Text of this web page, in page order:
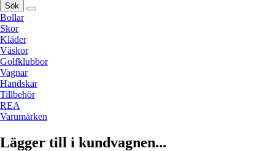
Sök
Bollar
Skor
Kläder
Väskor
Golfklubbor
Vagnar
Handskar
Tillbehör
REA
Varumärken
Lägger till i kundvagnen...